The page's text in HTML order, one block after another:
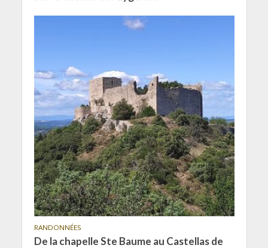
RANDONNÉES
De la chapelle Ste Baume au Castellas de